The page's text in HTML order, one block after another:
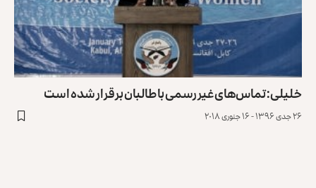
خلیلی: تماس‌های غیر رسمی با طالبان برقرار شده است
۲۶ جدی ۱۳۹۶ - ۱۶ جنوری ۲۰۱۸